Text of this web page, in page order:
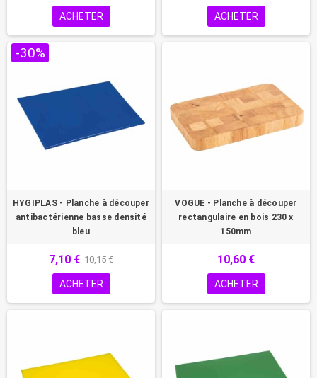
ACHETER ACHETER
-30%
HYGIPLAS - Planche à découper
antibactérienne basse densité
bleu
7,10 € 10,15 €
ACHETER
VOGUE - Planche à découper
rectangulaire en bois 230 x
150mm
10,60 €
ACHETER